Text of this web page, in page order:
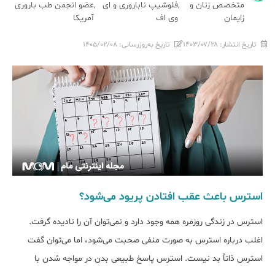
متخصص زنان و
زایمان
فلوشیپ ناباروری و ای
وی اف
عضو انجمن طب باروری
آمریکا
تاریخ انتشار: ۱۴۰۳/۰۷/۲۸ تاریخ به‌روزرسانی: ۱۴۰۵/۰۲/۰۸
استرس باعث عقب افتادن پریود می‌شود؟
استرس در زندگی روزمره همه وجود دارد و نمی‌توان آن را نادیده گرفت.
اغلب درباره استرس به صورت منفی صحبت می‌شود، اما می‌توان گفت
استرس ذاتاً بد نیست. استرس پاسخ طبیعی بدن در مواجه شدن با